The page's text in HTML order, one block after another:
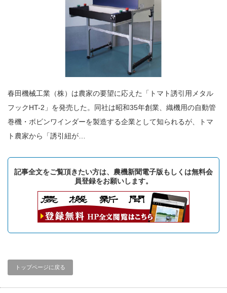
春田機械工業（株）は農家の要望に応えた「トマト誘引用メタル
フックHT-2」を発売した。同社は昭和35年創業、織機用の自動管
巻機・ボビンワインダーを製造する企業として知られるが、トマ
ト農家から「誘引紐が…
記事全文をご覧頂きたい方は、農機新聞電子版もしくは無料会
員登録をお願いします。
トップページに戻る